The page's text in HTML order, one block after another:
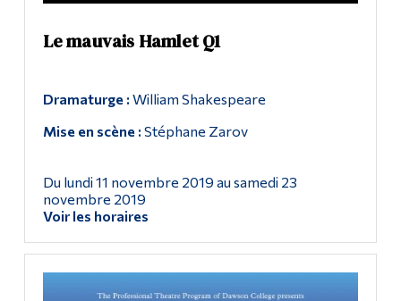
Le mauvais Hamlet Q1
Dramaturge : William Shakespeare
Mise en scène : Stéphane Zarov
Du lundi 11 novembre 2019 au samedi 23
novembre 2019
Voir les horaires